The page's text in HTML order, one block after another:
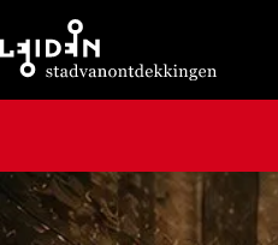
Ga
de
homepage